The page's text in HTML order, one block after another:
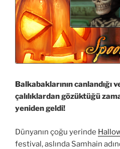
Balkabaklarının canlandığı
çalılıklardan gözüktüğü
yeniden geldi!
Dünyanın çoğu yerinde
festival, aslında Samhain